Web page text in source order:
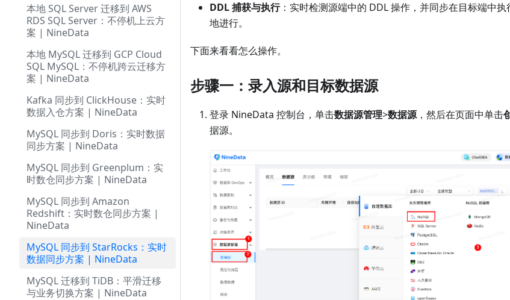
本地 SQL Server 迁移到 AWS
RDS SQL Server：不停机上云方
案 | NineData
本地 MySQL 迁移到 GCP Cloud
SQL MySQL：不停机跨云迁移方
案 | NineData
Kafka 同步到 ClickHouse：实时
数据入仓方案 | NineData
MySQL 同步到 Doris：实时数据
同步方案 | NineData
MySQL 同步到 Greenplum：实
时数仓同步方案 | NineData
MySQL 同步到 Amazon
Redshift：实时数仓同步方案 |
NineData
MySQL 同步到 StarRocks：实时
数据同步方案 | NineData
MySQL 迁移到 TiDB：平滑迁移
与业务切换方案 | NineData
DDL 捕获与执行：实时检测源端中的 DDL 操作，并同步在目标端中
地进行。
下面来看看怎么操作。
步骤一：录入源和目标数据源
登录 NineData 控制台，单击数据源管理>数据源，然后在页面中单击
据源。